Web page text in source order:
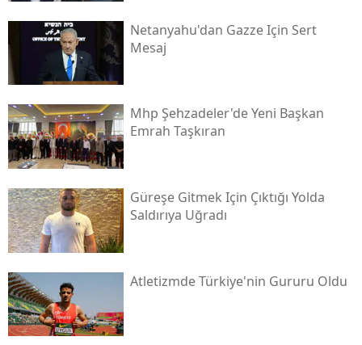
Netanyahu'dan Gazze Için Sert
Mesaj
Mhp Şehzadeler'de Yeni Başkan
Emrah Taşkıran
Güreşe Gitmek Için Çıktığı Yolda
Saldırıya Uğradı
Atletizmde Türkiye'nin Gururu Oldu